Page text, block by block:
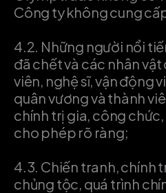
Công ty không cung
4.2. Những người nổi
đã chết và các nhân
viên, nghệ sĩ, vận động
quân vương và thành
chính trị gia, công
cho phép rõ ràng;
4.3. Chiến tranh, chính
chủng tộc, quá trình